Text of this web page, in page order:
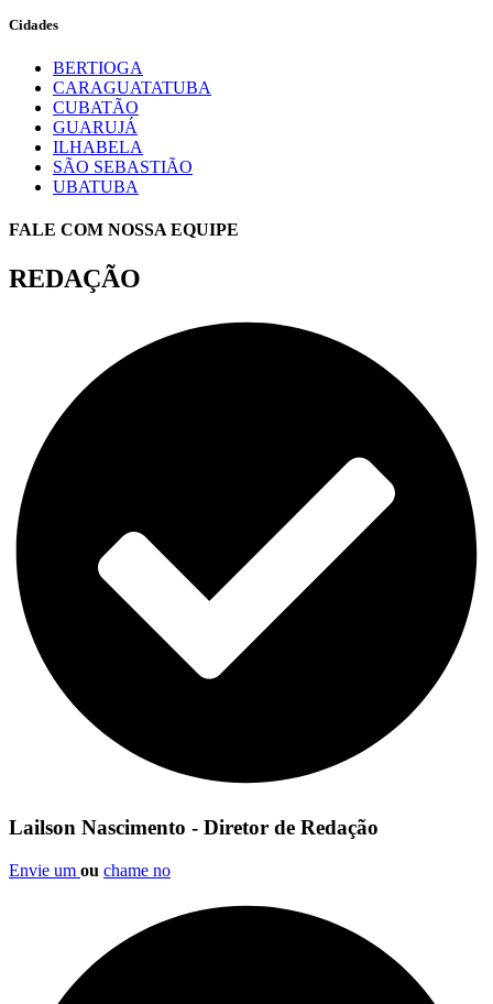
Cidades
BERTIOGA
CARAGUATATUBA
CUBATÃO
GUARUJÁ
ILHABELA
SÃO SEBASTIÃO
UBATUBA
FALE COM NOSSA EQUIPE
REDAÇÃO
Lailson Nascimento - Diretor de Redação
Envie um ou chame no